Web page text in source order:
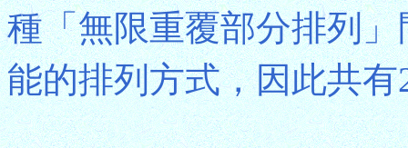
種「無限重覆部分排列
能的排列方式，因此共有